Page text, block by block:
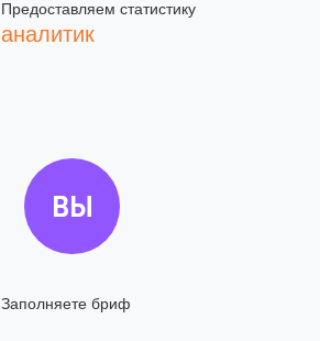
Предоставляем статистику
аналитик
ВЫ
Заполняете бриф